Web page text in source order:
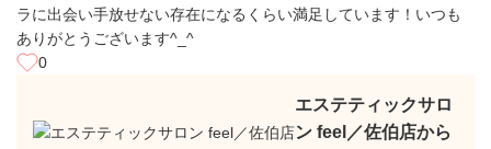
ラに出会い手放せない存在になるくらい満足しています！いつも
ありがとうございます^_^
0
エステティックサロ
ン feel／佐伯店から